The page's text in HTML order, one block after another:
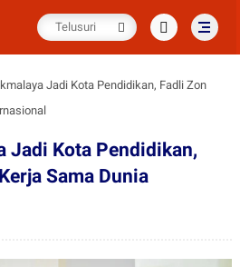
Jadi Kota Pendidikan, Fadli Zon
Jadi Kota Pendidikan,
Sama Dunia